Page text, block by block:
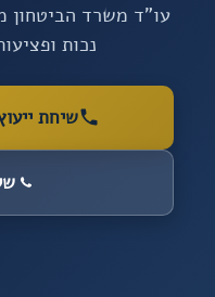
עו”ד משרד הביטחון
נכות
שיחת